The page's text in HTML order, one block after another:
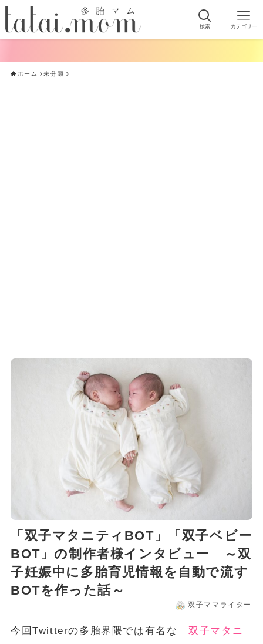
検索 カテゴリー
ホーム 未分類
「双子マタニティBOT」「双子ベビー
BOT」の制作者様インタビュー ～双
子妊娠中に多胎育児情報を自動で流す
BOTを作った話～
双子ママライター
今回Twitterの多胎界隈では有名な「双子マタニ